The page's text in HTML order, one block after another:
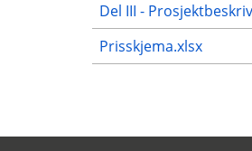
Del III -
Prisskjema.xlsx